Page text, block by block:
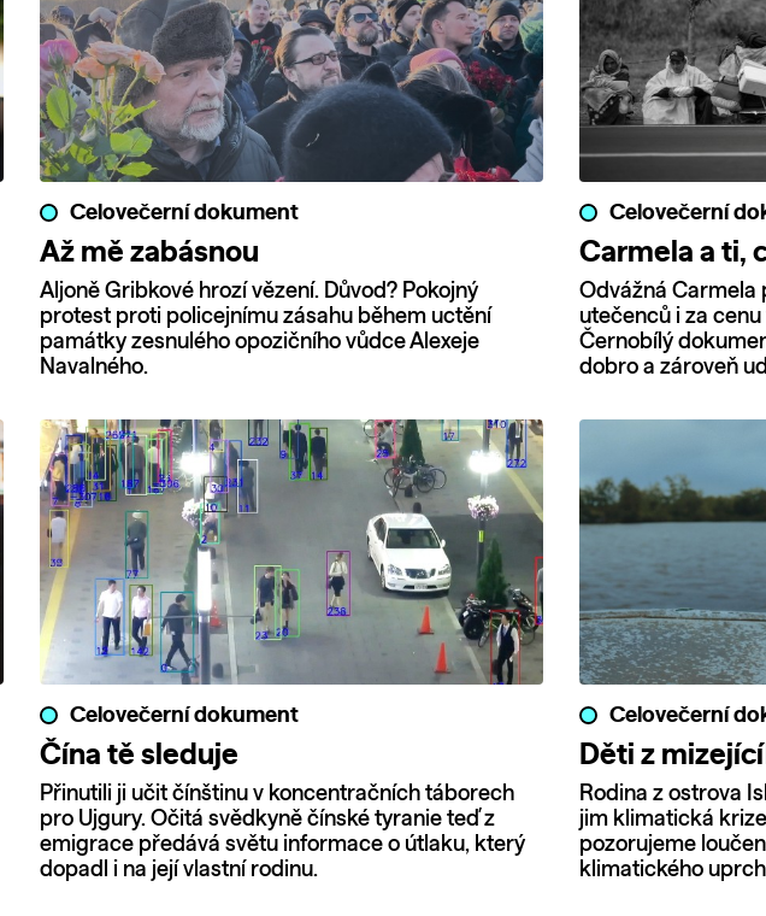
Celovečerní dokument
Až mě zabásnou
Aljoně Gribkové hrozí vězení. Důvod? Pokojný
protest proti policejnímu zásahu během uctění
památky zesnulého opozičního vůdce Alexeje
Navalného.
Celovečerní
Carmela a ti,
Odvážná Carmela
utečenců i za
Černobílý
dobro a zároveň
Celovečerní dokument
Čína tě sleduje
Přinutili ji učit čínštinu v koncentračních táborech
pro Ujgury. Očitá svědkyně čínské tyranie teď z
emigrace předává světu informace o útlaku, který
dopadl i na její vlastní rodinu.
Celovečerní
Děti z
Rodina z ostrova
jim klimatická
pozorujeme
klimatického